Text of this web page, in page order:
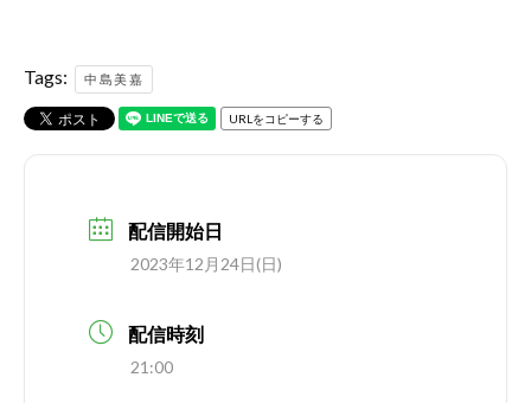
Tags: 中島美嘉
URLをコピーする
配信開始日
2023年12月24日(日)
配信時刻
21:00